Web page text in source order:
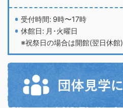
受付時間: 9時〜17時
休館日: 月･火曜日
※祝祭日の場合は開館(翌日休館)